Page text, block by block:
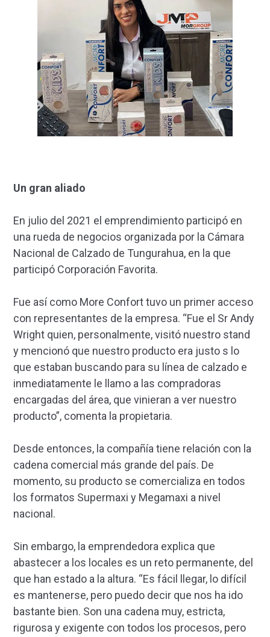
Un gran aliado
En julio del 2021 el emprendimiento participó en
una rueda de negocios organizada por la Cámara
Nacional de Calzado de Tungurahua, en la que
participó Corporación Favorita.
Fue así como More Confort tuvo un primer acceso
con representantes de la empresa. “Fue el Sr Andy
Wright quien, personalmente, visitó nuestro stand
y mencionó que nuestro producto era justo s lo
que estaban buscando para su línea de calzado e
inmediatamente le llamo a las compradoras
encargadas del área, que vinieran a ver nuestro
producto”, comenta la propietaria.
Desde entonces, la compañía tiene relación con la
cadena comercial más grande del país. De
momento, su producto se comercializa en todos
los formatos Supermaxi y Megamaxi a nivel
nacional.
Sin embargo, la emprendedora explica que
abastecer a los locales es un reto permanente, del
que han estado a la altura. “Es fácil llegar, lo difícil
es mantenerse, pero puedo decir que nos ha ido
bastante bien. Son una cadena muy, estricta,
rigurosa y exigente con todos los procesos, pero